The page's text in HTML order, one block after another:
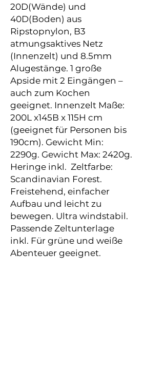
20D(Wände) und
40D(Boden) aus
Ripstopnylon, B3
atmungsaktives Netz
(Innenzelt) und 8.5mm
Alugestänge. 1 große
Apside mit 2 Eingängen –
auch zum Kochen
geeignet. Innenzelt Maße:
200L x145B x 115H cm
(geeignet für Personen bis
190cm). Gewicht Min:
2290g. Gewicht Max: 2420g.
Heringe inkl. Zeltfarbe:
Scandinavian Forest.
Freistehend, einfacher
Aufbau und leicht zu
bewegen. Ultra windstabil.
Passende Zeltunterlage
inkl. Für grüne und weiße
Abenteuer geeignet.